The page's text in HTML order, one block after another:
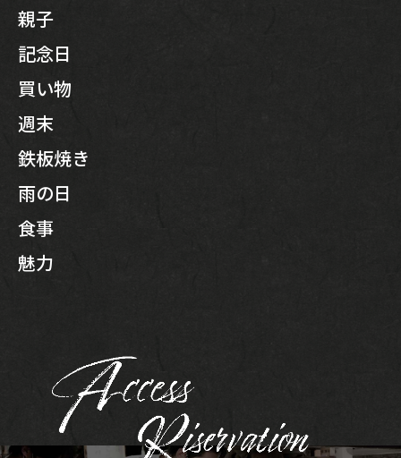
親子
記念日
買い物
週末
鉄板焼き
雨の日
食事
魅力